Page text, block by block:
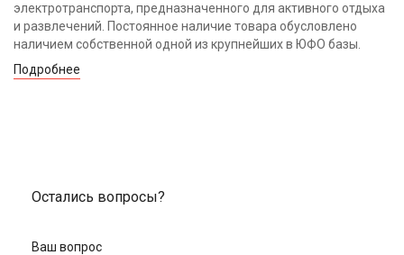
электротранспорта, предназначенного для активного отдыха
и развлечений. Постоянное наличие товара обусловлено
наличием собственной одной из крупнейших в ЮФО базы.
Подробнее
Остались вопросы?
Ваш вопрос